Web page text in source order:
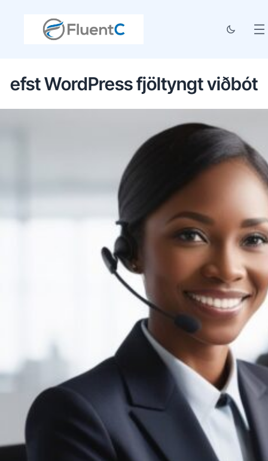
efst WordPress fjöltyngt viðbót